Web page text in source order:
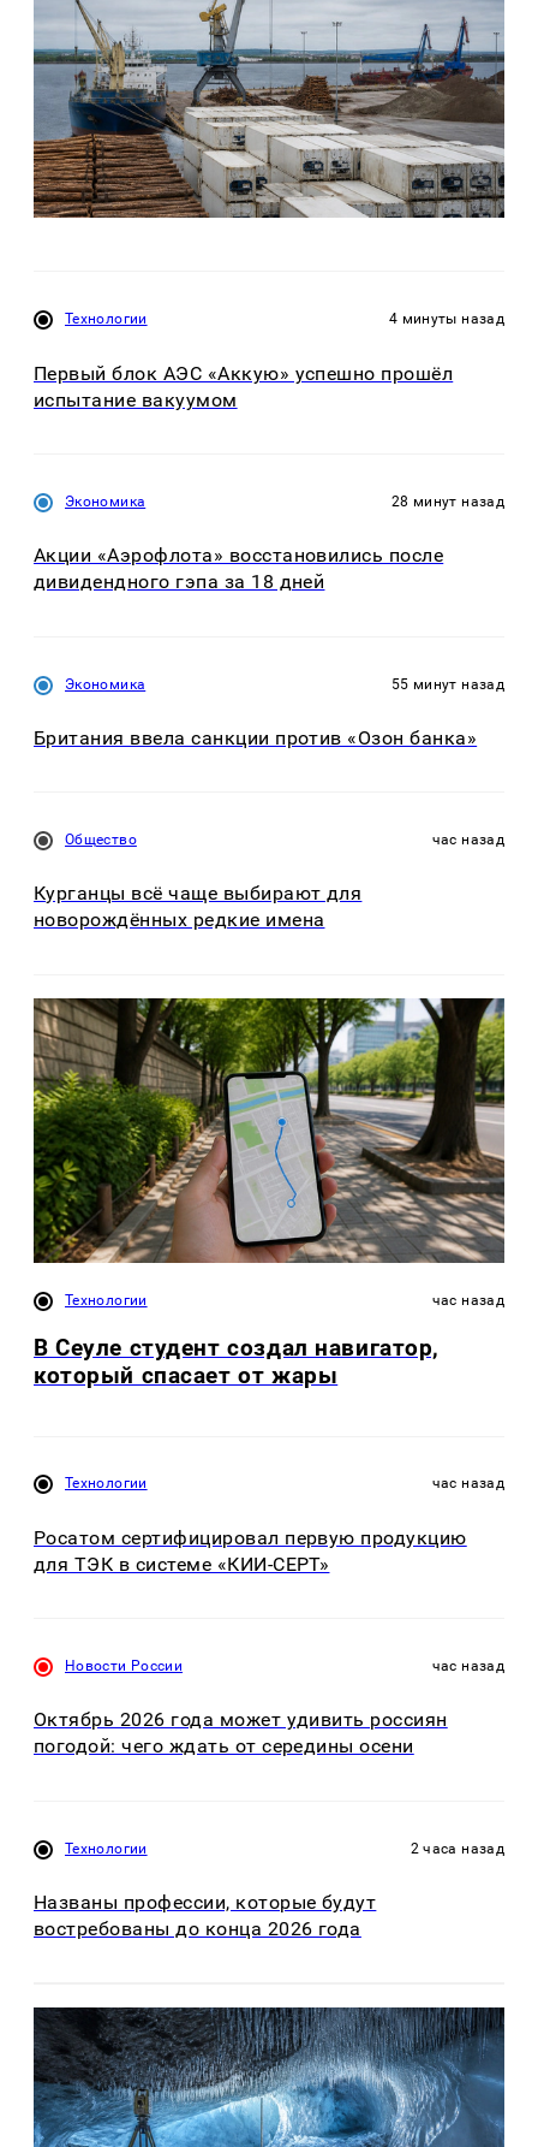
Технологии 4 минуты назад
Первый блок АЭС «Аккую» успешно прошёл
испытание вакуумом
Экономика 28 минут назад
Акции «Аэрофлота» восстановились после
дивидендного гэпа за 18 дней
Экономика 55 минут назад
Британия ввела санкции против «Озон банка»
Общество час назад
Курганцы всё чаще выбирают для
новорождённых редкие имена
Технологии час назад
В Сеуле студент создал навигатор,
который спасает от жары
Технологии час назад
Росатом сертифицировал первую продукцию
для ТЭК в системе «КИИ-СЕРТ»
Новости России час назад
Октябрь 2026 года может удивить россиян
погодой: чего ждать от середины осени
Технологии 2 часа назад
Названы профессии, которые будут
востребованы до конца 2026 года